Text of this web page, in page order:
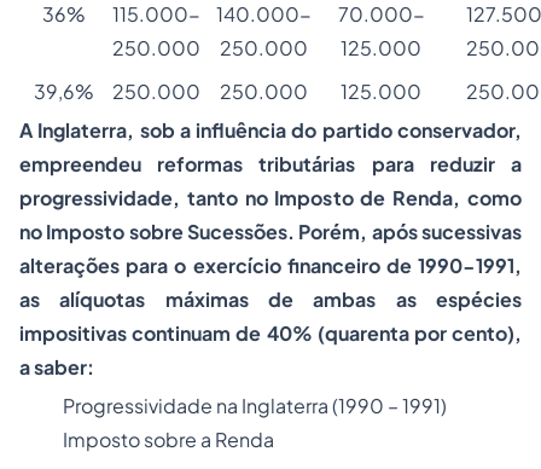
36%
115.000-
250.000
140.000-
250.000
70.000-
125.000
39,6%
250.000 250.000 125.000
A Inglaterra, sob a influência do partido conservador,
empreendeu reformas tributárias para reduzir a
progressividade, tanto no Imposto de Renda, como
no Imposto sobre Sucessões. Porém, após sucessivas
alterações para o exercício financeiro de 1990-1991,
as alíquotas máximas de ambas as espécies
impositivas continuam de 40% (quarenta por cento),
a saber:
Progressividade na Inglaterra (1990 – 1991)
Imposto sobre a Renda